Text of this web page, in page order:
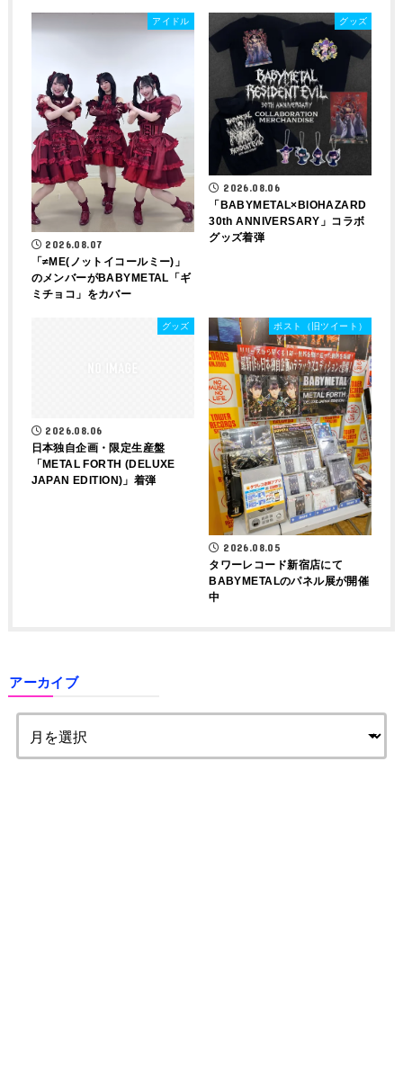
アイドル
2026.08.07
「≠ME(ノットイコールミー)」
のメンバーがBABYMETAL「ギ
ミチョコ」をカバー
グッズ
2026.08.06
「BABYMETAL×BIOHAZARD
30th ANNIVERSARY」コラボ
グッズ着弾
グッズ
2026.08.06
日本独自企画・限定生産盤
「METAL FORTH (DELUXE
JAPAN EDITION)」着弾
ポスト（旧ツイート）
2026.08.05
タワーレコード新宿店にて
BABYMETALのパネル展が開催
中
アーカイブ